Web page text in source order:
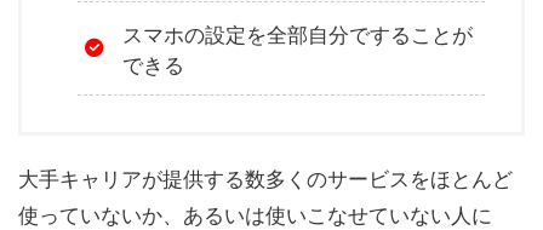
スマホの設定を全部自分ですることが
できる
大手キャリアが提供する数多くのサービスをほとんど
使っていないか、あるいは使いこなせていない人に